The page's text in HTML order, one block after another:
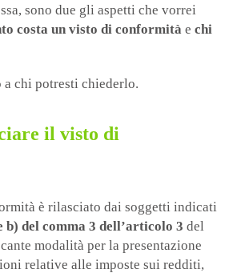
sono due gli aspetti che vorrei
costa un visto di conformità e chi
a chi potresti chiederlo.
il visto di
è rilasciato dai soggetti indicati
b) del comma 3 dell’articolo 3 del
modalità per la presentazione
relative alle imposte sui redditi,